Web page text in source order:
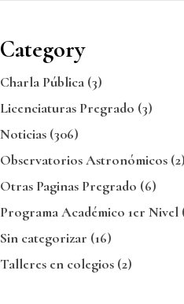
Category
Charla Pública (3)
Licenciaturas Pregrado (3)
Noticias (306)
Observatorios Astronómicos (2)
Otras Paginas Pregrado (6)
Programa Académico 1er Nivel
Sin categorizar (16)
Talleres en colegios (2)